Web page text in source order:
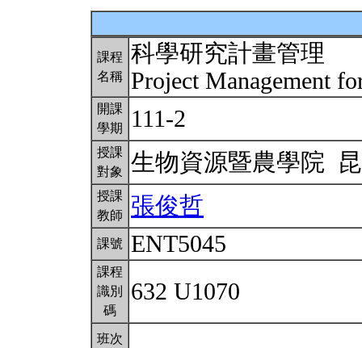
課程
名稱
科學研究計畫管理
Project Management
開課
學期
111-2
授課
對象
生物資源暨農學院
授課
教師
張俊哲
課號 ENT5045
課程
識別
碼
632 U1070
班次